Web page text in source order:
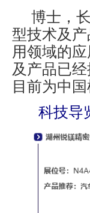
博士，
型技术及
用领域的
及产品已
目前为中
科技导